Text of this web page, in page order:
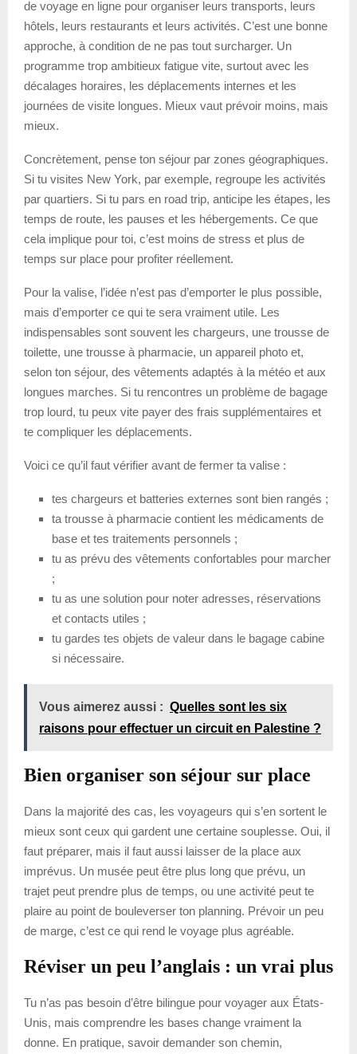
de voyage en ligne pour organiser leurs transports, leurs
hôtels, leurs restaurants et leurs activités. C’est une bonne
approche, à condition de ne pas tout surcharger. Un
programme trop ambitieux fatigue vite, surtout avec les
décalages horaires, les déplacements internes et les
journées de visite longues. Mieux vaut prévoir moins, mais
mieux.
Concrètement, pense ton séjour par zones géographiques.
Si tu visites New York, par exemple, regroupe les activités
par quartiers. Si tu pars en road trip, anticipe les étapes, les
temps de route, les pauses et les hébergements. Ce que
cela implique pour toi, c’est moins de stress et plus de
temps sur place pour profiter réellement.
Pour la valise, l’idée n’est pas d’emporter le plus possible,
mais d’emporter ce qui te sera vraiment utile. Les
indispensables sont souvent les chargeurs, une trousse de
toilette, une trousse à pharmacie, un appareil photo et,
selon ton séjour, des vêtements adaptés à la météo et aux
longues marches. Si tu rencontres un problème de bagage
trop lourd, tu peux vite payer des frais supplémentaires et
te compliquer les déplacements.
Voici ce qu’il faut vérifier avant de fermer ta valise :
tes chargeurs et batteries externes sont bien rangés ;
ta trousse à pharmacie contient les médicaments de
base et tes traitements personnels ;
tu as prévu des vêtements confortables pour marcher
;
tu as une solution pour noter adresses, réservations
et contacts utiles ;
tu gardes tes objets de valeur dans le bagage cabine
si nécessaire.
Vous aimerez aussi : Quelles sont les six
raisons pour effectuer un circuit en Palestine ?
Bien organiser son séjour sur place
Dans la majorité des cas, les voyageurs qui s’en sortent le
mieux sont ceux qui gardent une certaine souplesse. Oui, il
faut préparer, mais il faut aussi laisser de la place aux
imprévus. Un musée peut être plus long que prévu, un
trajet peut prendre plus de temps, ou une activité peut te
plaire au point de bouleverser ton planning. Prévoir un peu
de marge, c’est ce qui rend le voyage plus agréable.
Réviser un peu l’anglais : un vrai plus
Tu n’as pas besoin d’être bilingue pour voyager aux États-
Unis, mais comprendre les bases change vraiment la
donne. En pratique, savoir demander son chemin,